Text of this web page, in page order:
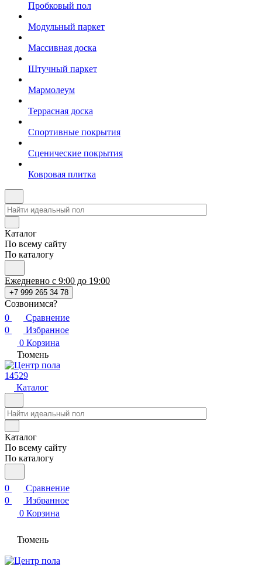
Пробковый пол
Модульный паркет
Массивная доска
Штучный паркет
Мармолеум
Террасная доска
Спортивные покрытия
Сценические покрытия
Ковровая плитка
Каталог
По всему сайту
По каталогу
Ежедневно с 9:00 до 19:00
+7 999 265 34 78
Созвонимся?
0
Сравнение
0
Избранное
0 Корзина
Тюмень
14529
Каталог
Каталог
По всему сайту
По каталогу
0
Сравнение
0
Избранное
0 Корзина
Тюмень